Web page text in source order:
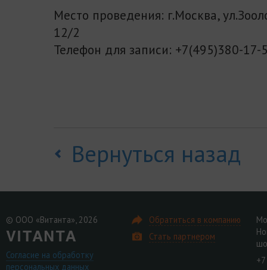
Место проведения: г.Москва,
12/2
Телефон для записи: +7(495)380-17-
Вернуться назад
© ООО «Витанта», 2026
Согласие на обработку
персональных данных
Обратиться в компанию
Стать партнером